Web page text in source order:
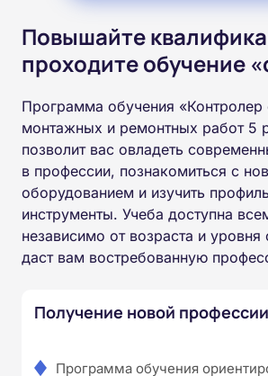
Повышайте
проходите обучение
Программа обучения
монтажных и ремонтных работ 5
позволит вас овладеть
в профессии, познакомиться с
оборудованием и изучить
инструменты. Учеба доступна
независимо от возраста и уровня
даст вам востребованную
Получение новой профессии
Программа обучения